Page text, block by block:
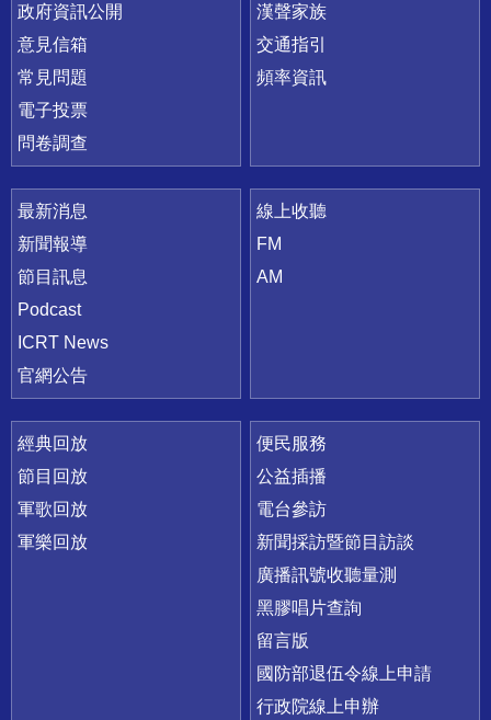
政府資訊公開
意見信箱
常見問題
電子投票
問卷調查
漢聲家族
交通指引
頻率資訊
最新消息
新聞報導
節目訊息
Podcast
ICRT News
官網公告
線上收聽
FM
AM
經典回放
節目回放
軍歌回放
軍樂回放
便民服務
公益插播
電台參訪
新聞採訪暨節目訪談
廣播訊號收聽量測
黑膠唱片查詢
留言版
國防部退伍令線上申請
行政院線上申辦